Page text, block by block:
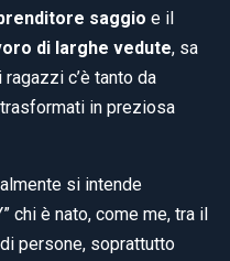
saggio e il
di larghe vedute, sa
c’è tanto da
in preziosa
si intende
chi è nato, come me, tra il
persone, soprattutto